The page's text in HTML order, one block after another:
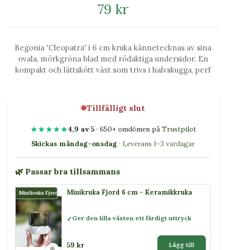
79 kr
Begonia 'Cleopatra' i 6 cm kruka kännetecknas av sina
ovala, mörkgröna blad med rödaktiga undersidor. En
kompakt och lättskött växt som trivs i halvskugga, perf
Tillfälligt slut
★★★★★4,9 av 5· 650+ omdömen på Trustpilot
Skickas måndag–onsdag · Leverans 1–3 vardagar
🌿 Passar bra tillsammans
Minikruka Fjord Minikruka Fjord 6 cm – Keramikkruka
Ger den lilla växten ett färdigt uttryck
59 kr Lägg till